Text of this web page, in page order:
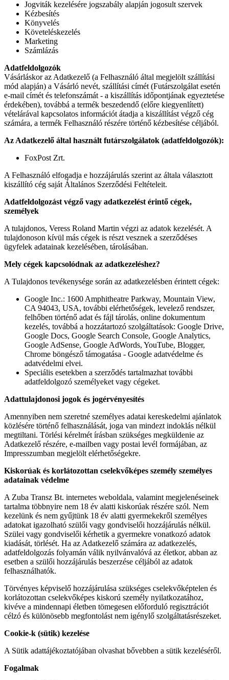
Jogviták kezelésére jogszabály alapján jogosult szervek
Kézbesítés
Könyvelés
Követeléskezelés
Marketing
Számlázás
Adatfeldolgozók
Vásárláskor az Adatkezelő (a Felhasználó által megjelölt szállítási
mód alapján) a Vásárló nevét, szállítási címét (Futárszolgálat esetén
e-mail címét és telefonszámát - a kiszállítás időpontjának egyeztetése
érdekében), továbbá a termék beszedendő (előre kiegyenlített)
vételárával kapcsolatos információt átadja a kiszállítást végző cég
számára, a termék Felhasználó részére történő kézbesítése céljából.
Az Adatkezelő által használt futárszolgálatok (adatfeldolgozók):
FoxPost Zrt.
A Felhasználó elfogadja e hozzájárulás szerint az általa választott
kiszállító cég saját Általános Szerződési Feltételeit.
Adatfeldolgozást végző vagy adatkezelést érintő cégek,
személyek
A tulajdonos, Veress Roland Martin végzi az adatok kezelését. A
tulajdonoson kívül más cégek is részt vesznek a szerződéses
ügyfelek adatainak kezelésében, tárolásában.
Mely cégek kapcsolódnak az adatkezeléshez?
A Tulajdonos tevékenysége során az adatkezelésben érintett cégek:
Google Inc.: 1600 Amphitheatre Parkway, Mountain View,
CA 94043, USA, további elérhetőségek, levelező rendszer,
felhőben történő adat és fájl tárolás, online dokumentum
kezelés, továbbá a hozzátartozó szolgáltatások: Google Drive,
Google Docs, Google Search Console, Google Analytics,
Google AdSense, Google AdWords, YouTube, Blogger,
Chrome böngésző támogatása - Google adatvédelme és
adatvédelmi elvei.
Speciális esetekben a szerződés tartalmazhat további
adatfeldolgozó személyeket vagy cégeket.
Adattulajdonosi jogok és jogérvényesítés
Amennyiben nem szeretné személyes adatai kereskedelmi ajánlatok
közlésére történő felhasználását, joga van mindezt indoklás nélkül
megtiltani. Törlési kérelmét írásban szükséges megküldenie az
Adatkezelő részére, e-mailben vagy postai levél formájában, az
Impresszumban megjelölt elérhetőségekre.
Kiskorúak és korlátozottan cselekvőképes személy személyes
adatainak védelme
A Zuba Transz Bt. internetes weboldala, valamint megjelenéseinek
tartalma többnyire nem 18 év alatti kiskorúak részére szól. Nem
kezelünk és nem gyűjtünk 18 év alatti gyermekekről személyes
adatokat igazolható szülői vagy gondviselői hozzájárulás nélkül.
Szülei vagy gondviselői kérhetik a gyermekre vonatkozó adatok
kiadását, törlését. Ha az Adatkezelő számára az adatkezelés,
adatfeldolgozás folyamán válik nyilvánvalóvá az életkor, abban az
esetben a szülői hozzájárulás beszerzése céljából az adatok
felhasználhatók.
Törvényes képviselő hozzájárulása szükséges cselekvőképtelen és
korlátozottan cselekvőképes kiskorú személy nyilatkozatához,
kivéve a mindennapi életben tömegesen előforduló regisztrációt
célzó és különösebb megfontolást nem igénylő szolgáltatásrészeket.
Cookie-k (sütik) kezelése
A Sütik adattájékoztatójában olvashat bővebben a sütik kezeléséről.
Fogalmak